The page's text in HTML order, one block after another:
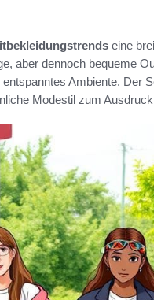
eine
aber dennoch bequeme
Ambiente. Der
Modestil zum